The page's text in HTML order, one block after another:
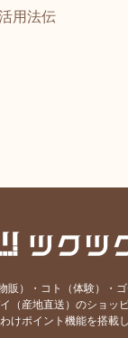
用法伝
販）・コト（体験）・
（産地直送）のショッ
けポイント機能を搭載